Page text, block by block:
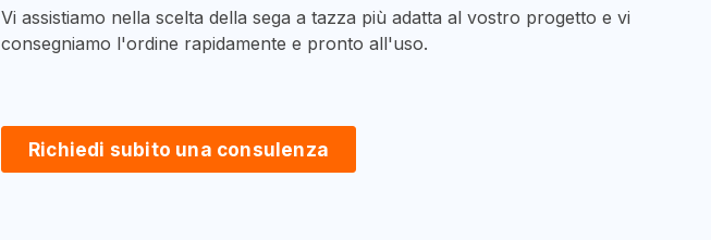
Vi assistiamo nella scelta della sega a tazza più adatta al vostro progetto e vi
consegniamo l'ordine rapidamente e pronto all'uso.
Richiedi subito una consulenza